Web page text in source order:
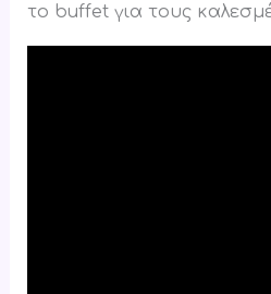
το buffet για τους